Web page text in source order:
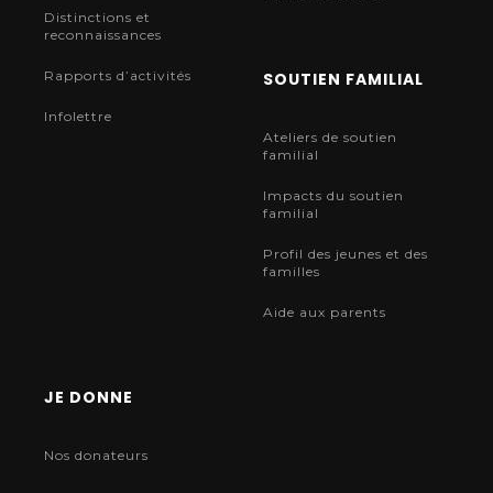
Distinctions et
reconnaissances
Rapports d’activités
Infolettre
SOUTIEN FAMILIAL
Ateliers de soutien
familial
Impacts du soutien
familial
Profil des jeunes et des
familles
Aide aux parents
JE DONNE
Nos donateurs